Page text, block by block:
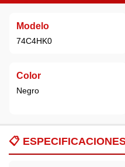
Modelo
74C4HK0
Color
Negro
📋